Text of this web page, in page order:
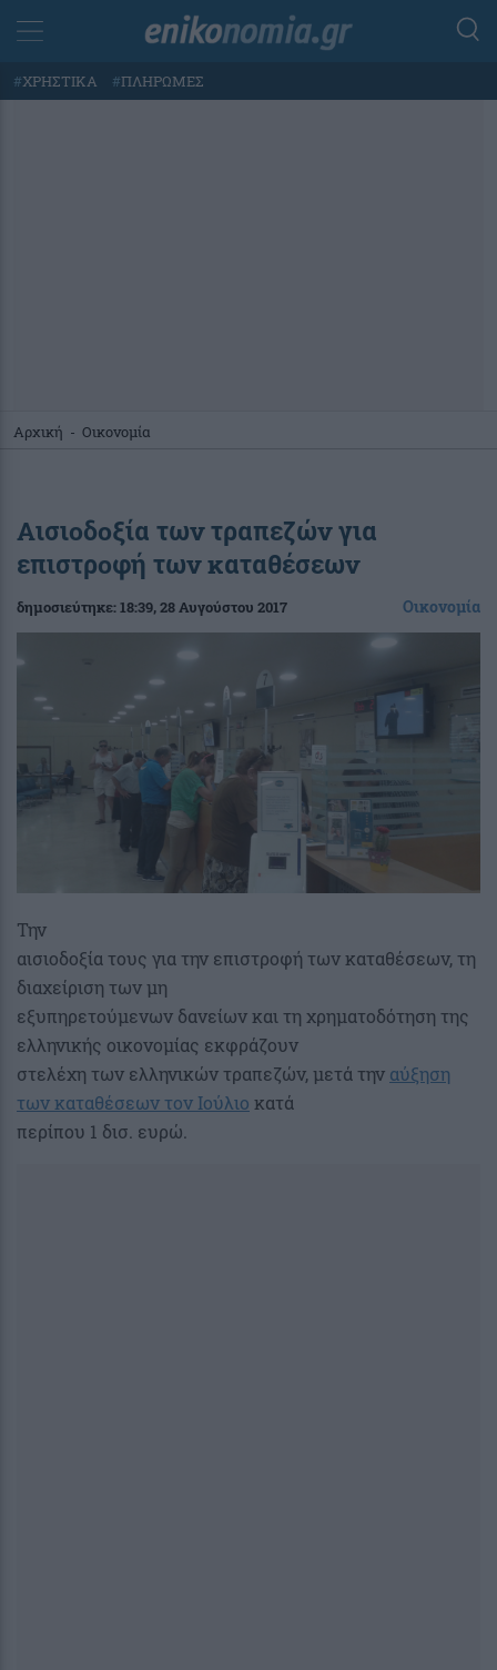
#ΧΡΗΣΤΙΚΑ #ΠΛΗΡΩΜΕΣ
Αρχική - Οικονομία
Αισιοδοξία των τραπεζών για
επιστροφή των καταθέσεων
δημοσιεύτηκε:18:39, 28 Αυγούστου 2017 Οικονομία
Την
αισιοδοξία τους για την επιστροφή των καταθέσεων, τη
διαχείριση των μη
εξυπηρετούμενων δανείων και τη χρηματοδότηση της
ελληνικής οικονομίας εκφράζουν
στελέχη των ελληνικών τραπεζών, μετά την αύξηση
των καταθέσεων τον Ιούλιο κατά
περίπου 1 δισ. ευρώ.